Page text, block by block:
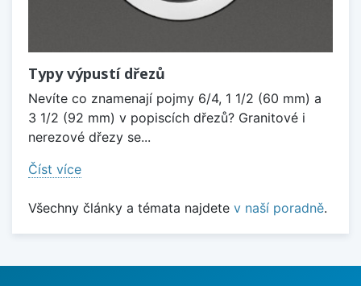
Typy výpustí dřezů
Nevíte co znamenají pojmy 6/4, 1 1/2 (60 mm) a
3 1/2 (92 mm) v popiscích dřezů? Granitové i
nerezové dřezy se...
Číst více
Všechny články a témata najdete v naší poradně.